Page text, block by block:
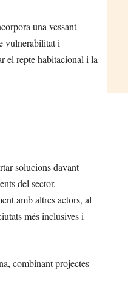
una vessant
vulnerabilitat i
el repte habitacional i la
solucions davant
del sector,
amb altres actors, al
més inclusives i
combinant projectes